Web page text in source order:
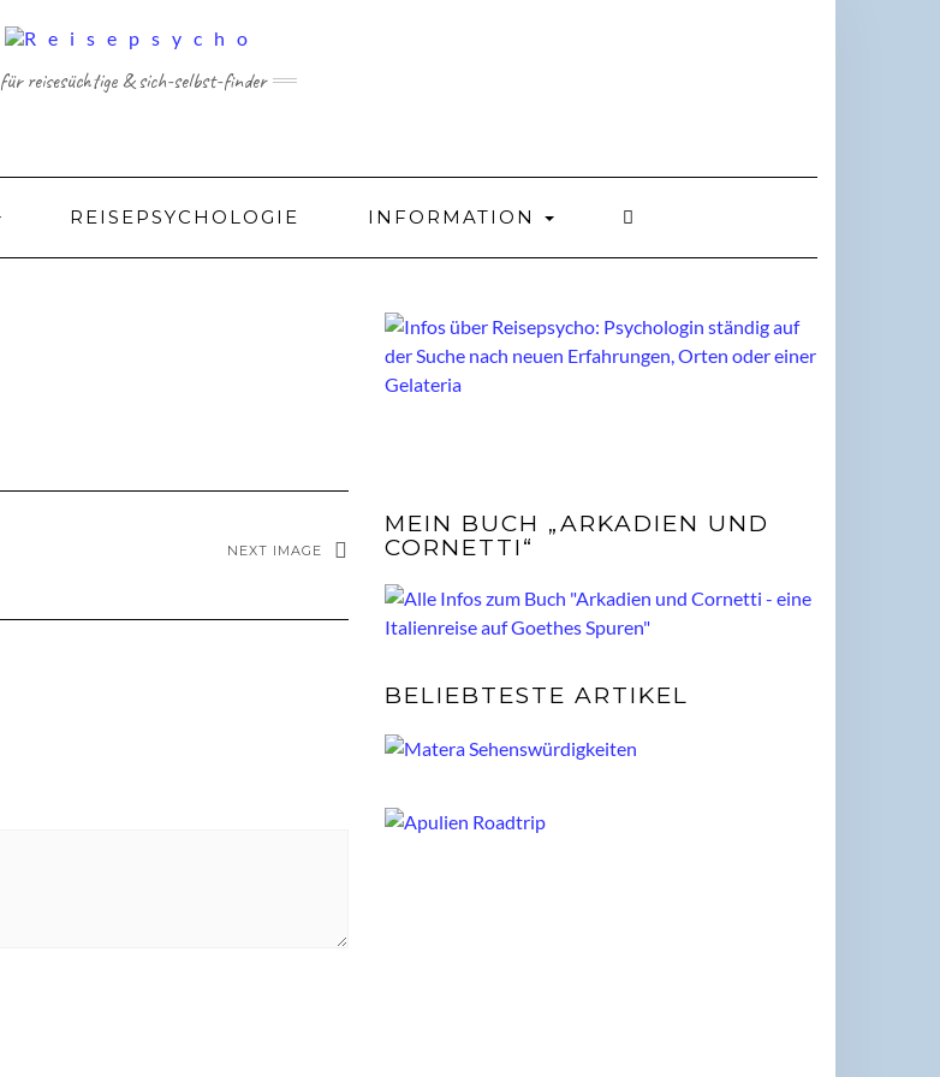
für reisesüchtige & sich-selbst-finder
REISEPSYCHOLOGIE INFORMATION
NEXT IMAGE
MEIN BUCH „ARKADIEN UND
CORNETTI“
BELIEBTESTE ARTIKEL